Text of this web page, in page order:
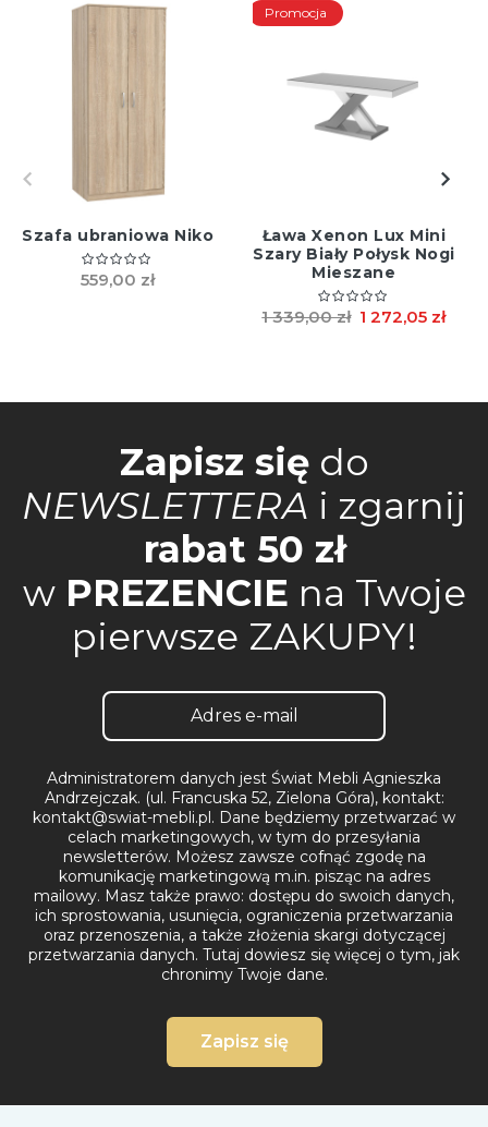
Szafa ubraniowa Niko
559,00 zł
Promocja
Ława Xenon Lux Mini
Szary Biały Połysk Nogi
Mieszane
1 272,05 zł
1 339,00 zł
Zapisz siędo
NEWSLETTERA i zgarnij
rabat 50 zł
w PREZENCIE na Twoje
pierwsze ZAKUPY!
Administratorem danych jest Świat Mebli Agnieszka
Andrzejczak. (ul. Francuska 52, Zielona Góra), kontakt:
kontakt@swiat-mebli.pl. Dane będziemy przetwarzać w
celach marketingowych, w tym do przesyłania
newsletterów. Możesz zawsze cofnąć zgodę na
komunikację marketingową m.in. pisząc na adres
mailowy. Masz także prawo: dostępu do swoich danych,
ich sprostowania, usunięcia, ograniczenia przetwarzania
oraz przenoszenia, a także złożenia skargi dotyczącej
przetwarzania danych. Tutaj dowiesz się więcej o tym, jak
chronimy Twoje dane.
Zapisz się